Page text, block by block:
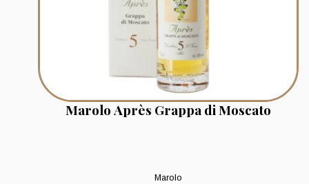
Marolo Après Grappa di Moscato
Marolo